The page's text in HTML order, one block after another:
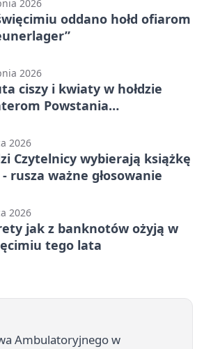
2026
oddano hołd ofiarom
2026
ciszy i kwiaty w hołdzie
Powstania
2026
Czytelnicy wybierają książkę
rusza ważne głosowanie
2026
jak z banknotów ożyją w
tego lata
Ambulatoryjnego w